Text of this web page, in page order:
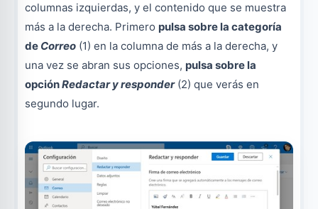
columnas izquierdas, y el contenido que se muestra
más a la derecha. Primero pulsa sobre la categoría
de Correo (1) en la columna de más a la derecha, y
una vez se abran sus opciones, pulsa sobre la
opciónRedactar y responder(2) que verás en
segundo lugar.